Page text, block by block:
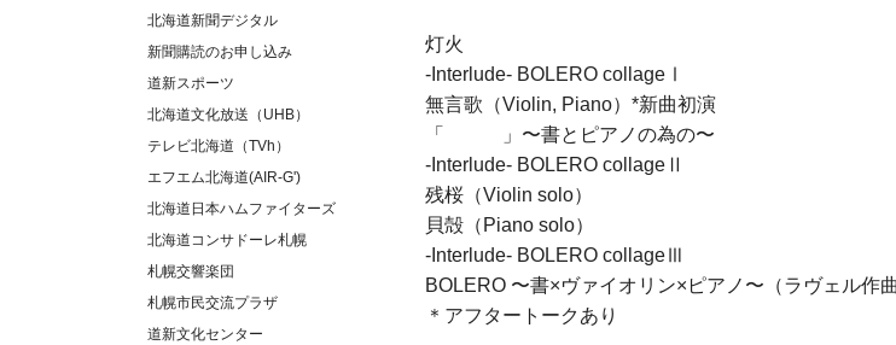
北海道新聞デジタル
新聞購読のお申し込み
道新スポーツ
北海道文化放送（UHB）
テレビ北海道（TVh）
エフエム北海道(AIR-G')
北海道日本ハムファイターズ
北海道コンサドーレ札幌
札幌交響楽団
札幌市民交流プラザ
道新文化センター
灯火
-Interlude- BOLERO collageⅠ
無言歌（Violin, Piano）*新曲初演
「 」〜書とピアノの為の〜
-Interlude- BOLERO collageⅡ
残桜（Violin solo）
貝殻（Piano solo）
-Interlude- BOLERO collageⅢ
BOLERO 〜書×ヴァイオリン×ピアノ〜（ラヴェル作
＊アフタートークあり